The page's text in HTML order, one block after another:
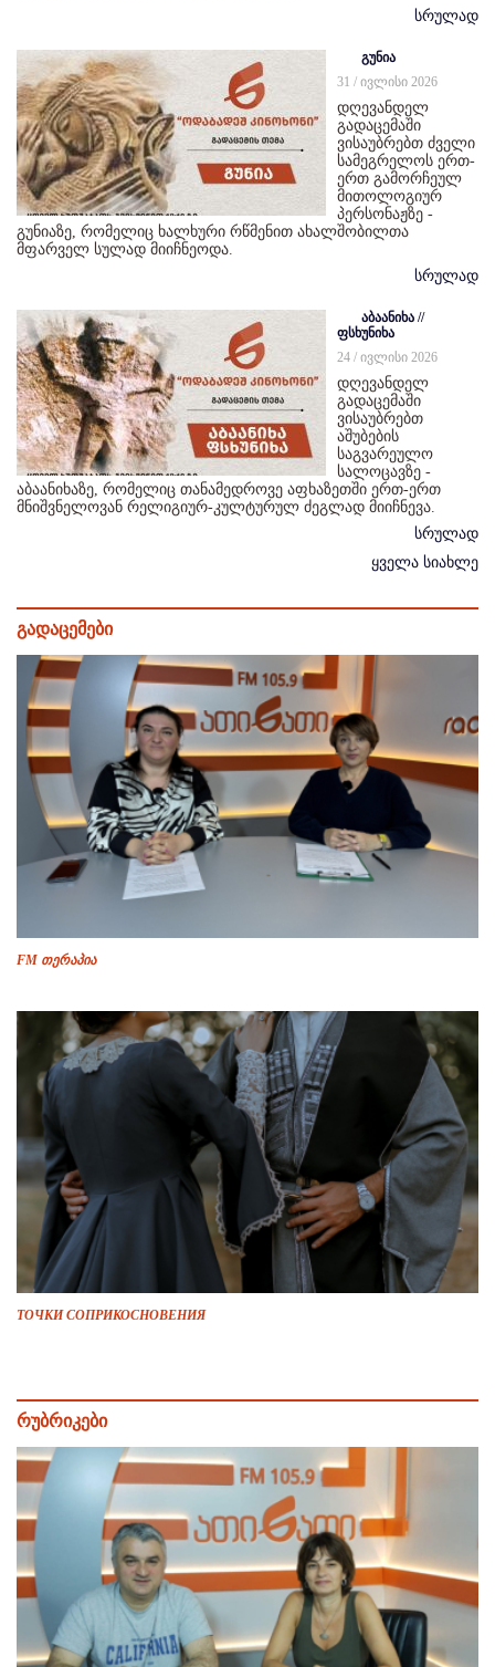
სრულად
გუნია
31 / ივლისი 2026
დღევანდელ
გადაცემაში
ვისაუბრებთ ძველი
სამეგრელოს ერთ-
ერთ გამორჩეულ
მითოლოგიურ
პერსონაჟზე -
გუნიაზე, რომელიც ხალხური რწმენით ახალშობილთა
მფარველ სულად მიიჩნეოდა.
სრულად
აბაანიხა //
ფსხუნიხა
24 / ივლისი 2026
დღევანდელ
გადაცემაში
ვისაუბრებთ
აშუბების
საგვარეულო
სალოცავზე -
აბაანიხაზე, რომელიც თანამედროვე აფხაზეთში ერთ-ერთ
მნიშვნელოვან რელიგიურ-კულტურულ ძეგლად მიიჩნევა.
სრულად
ყველა სიახლე
გადაცემები
FM თერაპია
ТОЧКИ СОПРИКОСНОВЕНИЯ
რუბრიკები